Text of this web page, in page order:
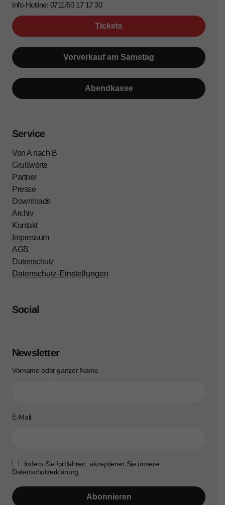
Info-Hotline: 0711/60 17 17 30
Tickets
Vorverkauf am Samstag
Abendkasse
Service
Von A nach B
Grußworte
Partner
Presse
Downloads
Archiv
Kontakt
Impressum
AGB
Datenschutz
Datenschutz-Einstellungen
Social
Newsletter
Vorname oder ganzer Name
E-Mail
Indem Sie fortfahren, akzeptieren Sie unsere
Datenschutzerklärung.